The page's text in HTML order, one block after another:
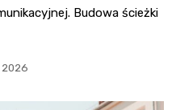
Budowa ścieżki
2026